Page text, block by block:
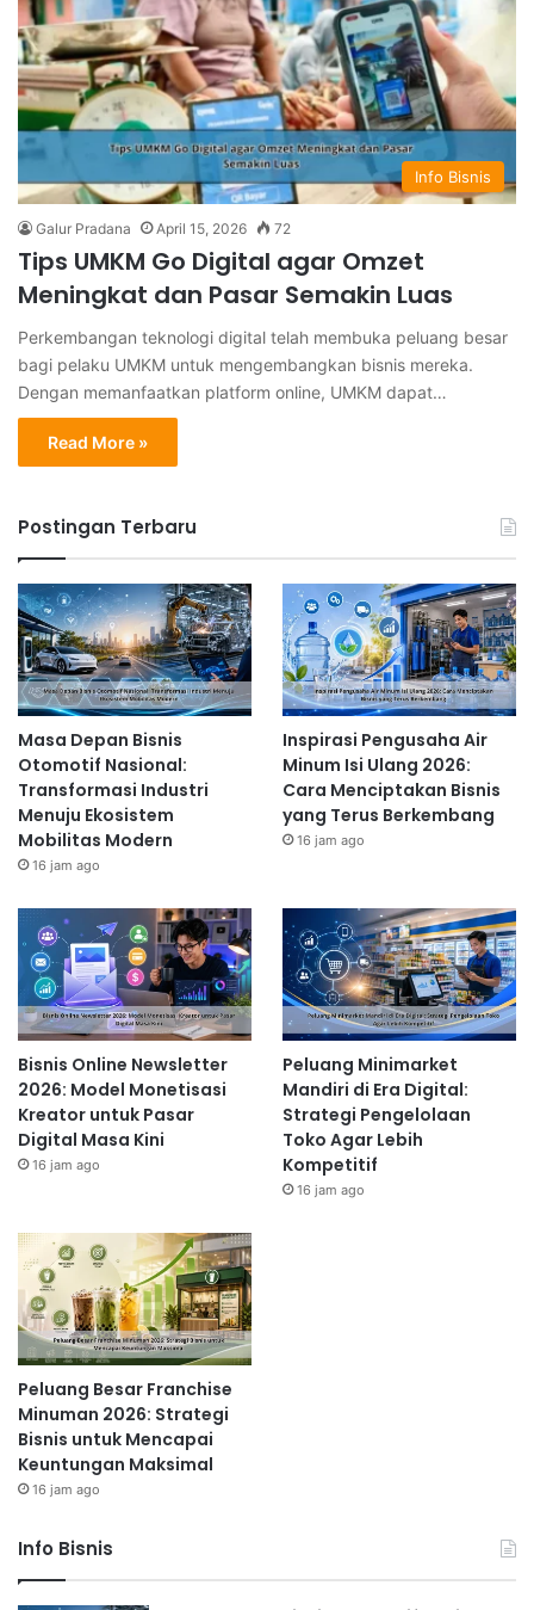
Info Bisnis
Galur Pradana April 15, 2026 72
Tips UMKM Go Digital agar Omzet
Meningkat dan Pasar Semakin Luas
Perkembangan teknologi digital telah membuka peluang besar
bagi pelaku UMKM untuk mengembangkan bisnis mereka.
Dengan memanfaatkan platform online, UMKM dapat…
Read More »
Postingan Terbaru
Masa Depan Bisnis
Otomotif Nasional:
Transformasi Industri
Menuju Ekosistem
Mobilitas Modern
16 jam ago
Inspirasi Pengusaha Air
Minum Isi Ulang 2026:
Cara Menciptakan Bisnis
yang Terus Berkembang
16 jam ago
Bisnis Online Newsletter
2026: Model Monetisasi
Kreator untuk Pasar
Digital Masa Kini
16 jam ago
Peluang Minimarket
Mandiri di Era Digital:
Strategi Pengelolaan
Toko Agar Lebih
Kompetitif
16 jam ago
Peluang Besar Franchise
Minuman 2026: Strategi
Bisnis untuk Mencapai
Keuntungan Maksimal
16 jam ago
Info Bisnis